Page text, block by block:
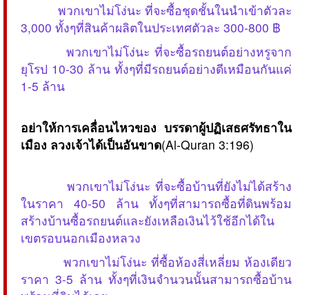
พวกเขาไม่โง่นะ ที่จะซื้อชุดชั้นในนำเข้าตัวละ
3,000 ทั้งๆที่สินค้าผลิตในประเทศตัวละ 300-800 ฿
พวกเขาไม่โง่นะ ที่จะซื้อรถยนต์อย่างหรูจาก
ยุโรป 10-30 ล้าน ทั้งๆที่มีรถยนต์อย่างดีเหมือนกันแค่
1-5 ล้าน
อย่าให้การเคลื่อนไหวของ บรรดาผู้ปฏิเสธศรัทธาใน
เมือง ลวงเจ้าได้เป็นอันขาด(Al-Quran 3:196)
พวกเขาไม่โง่นะ ที่จะซื้อบ้านที่ยังไม่ได้สร้าง
ในราคา 40-50 ล้าน ทั้งๆที่สามารถซื้อที่ดินพร้อม
สร้างบ้านซื้อรถยนต์และยังเหลือเงินไว้ใช้อีกได้ใน
เขตรอบนอกเมืองหลวง
พวกเขาไม่โง่นะ ที่ซื้อห้องสี่เหลี่ยม ห้องเดียว
ราคา 3-5 ล้าน ทั้งๆที่เงินจำนวนนั้นสามารถซื้อบ้าน